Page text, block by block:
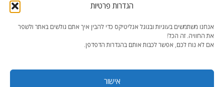
הגדרות פרטיות
אנחנו משתמשים בעוגיות ובגוגל אנליטיקס כדי להבין איך אתם גולשים באתר ולשפר
את החוויה. זה הכל!
אם לא נוח לכם, אפשר לכבות אותם בהגדרות הדפדפן.
אישור
WordPress Theme: AccessPress Lite